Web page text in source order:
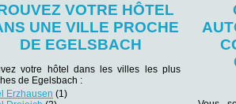
VOTRE HÔTEL
UNE VILLE PROCHE
DE EGELSBACH
votre hôtel dans les villes les plus
de Egelsbach :
Erzhausen (1)